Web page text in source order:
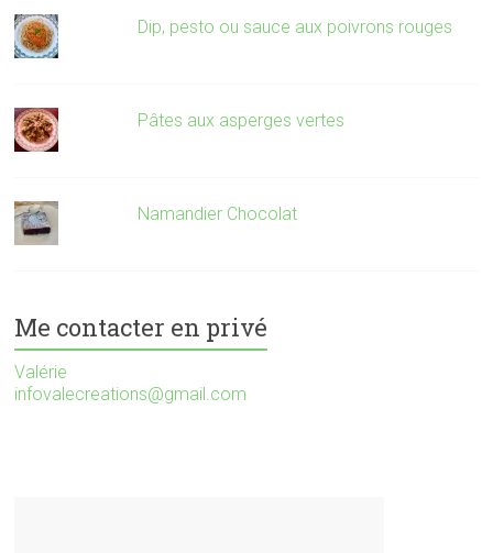
Dip, pesto ou sauce aux poivrons rouges
Pâtes aux asperges vertes
Namandier Chocolat
Me contacter en privé
Valérie
infovalecreations@gmail.com